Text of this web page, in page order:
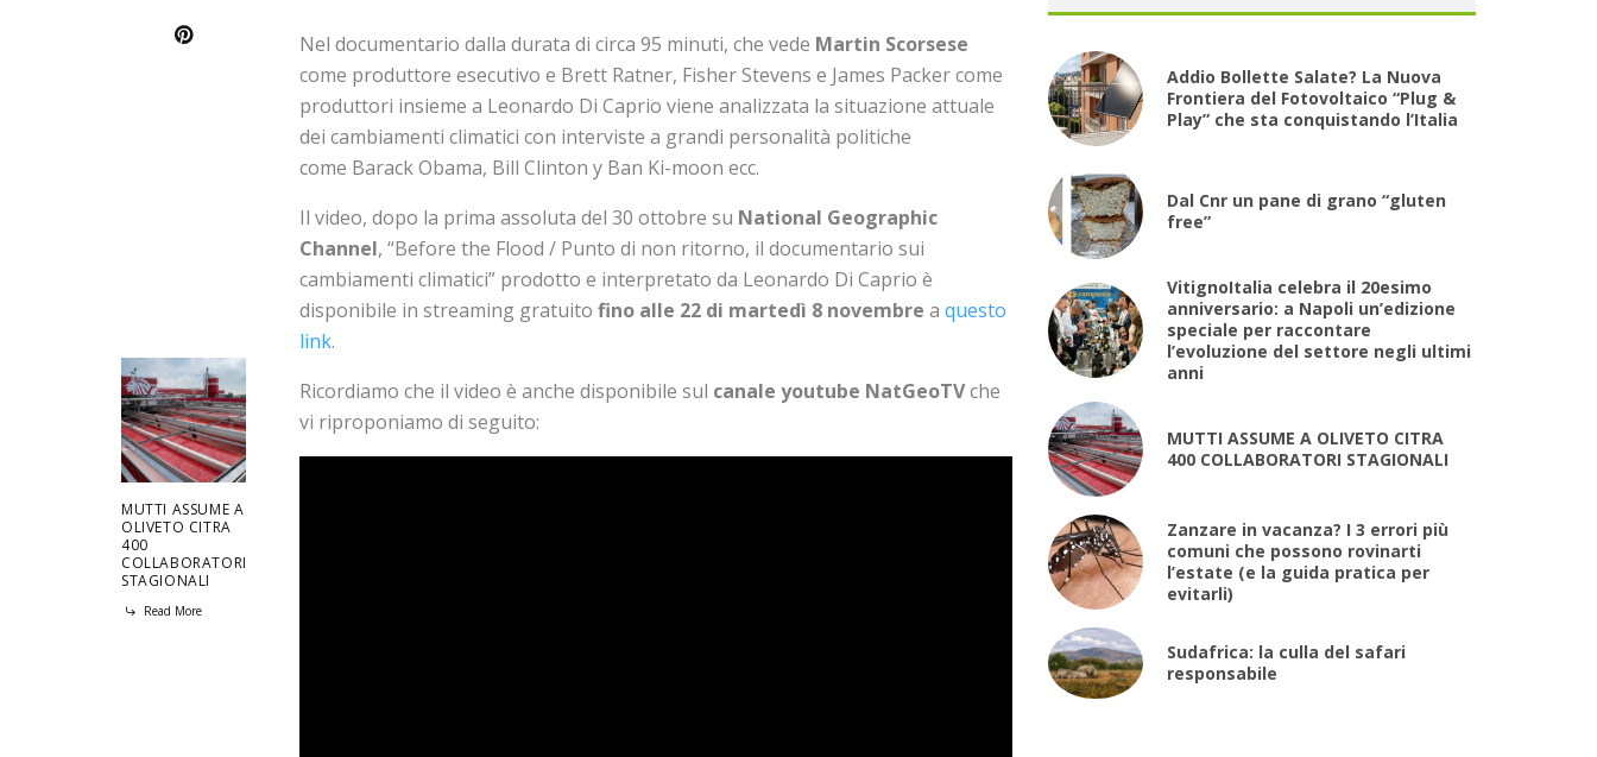
MUTTI ASSUME A
OLIVETO CITRA
400
COLLABORATORI
STAGIONALI
Read More
Nel documentario dalla durata di circa 95 minuti, che vede Martin Scorsese
come produttore esecutivo e Brett Ratner, Fisher Stevens e James Packer come
produttori insieme a Leonardo Di Caprio viene analizzata la situazione attuale
dei cambiamenti climatici con interviste a grandi personalità politiche
come Barack Obama, Bill Clinton y Ban Ki-moon ecc.
Il video, dopo la prima assoluta del 30 ottobre su National Geographic
Channel, “Before the Flood / Punto di non ritorno, il documentario sui
cambiamenti climatici” prodotto e interpretato da Leonardo Di Caprio è
disponibile in streaming gratuito fino alle 22 di martedì 8 novembre a questo
link.
Ricordiamo che il video è anche disponibile sul canale youtube NatGeoTVche
vi riproponiamo di seguito:
Addio Bollette Salate? La Nuova
Frontiera del Fotovoltaico “Plug &
Play” che sta conquistando l’Italia
Dal Cnr un pane di grano “gluten
free”
VitignoItalia celebra il 20esimo
anniversario: a Napoli un’edizione
speciale per raccontare
l’evoluzione del settore negli ultimi
anni
MUTTI ASSUME A OLIVETO CITRA
400 COLLABORATORI STAGIONALI
Zanzare in vacanza? I 3 errori più
comuni che possono rovinarti
l’estate (e la guida pratica per
evitarli)
Sudafrica: la culla del safari
responsabile